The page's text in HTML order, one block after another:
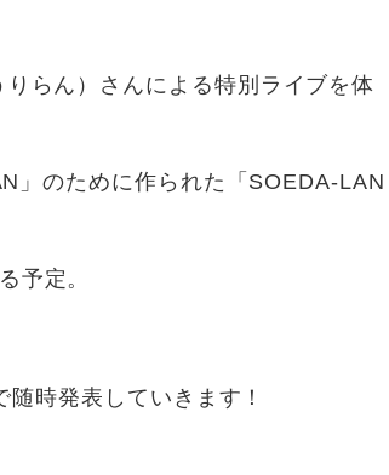
さんによる特別ライブを体
に作られた「SOEDA-LAN
定。
時発表していきます！